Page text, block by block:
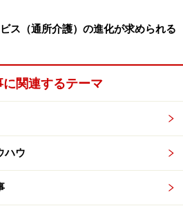
るデイサービスには、対策上の
した。
です。最新の内容をご確認くださ
ス（通所介護）の進化が求められる
に関連するテーマ
ハウ